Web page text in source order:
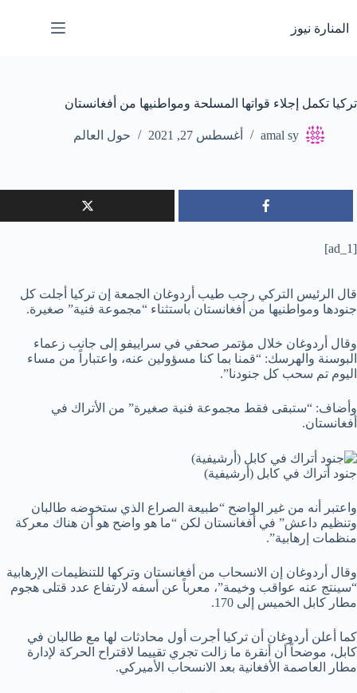
إلى
المحتوى
المنارة نيوز
تركيا تكمل إجلاء قواتها المسلحة ومواطنيها من أفغانستان
amal sy أغسطس 27, 2021 حول العالم
[ad_1]
قال الرئيس التركي رجب طيب أردوغان الجمعة إن تركيا أجلت كل
جنودها ومواطنيها من أفغانستان باستثناء “مجموعة فنية” صغيرة.
وقال أردوغان خلال مؤتمر صحفي في سراييفو إلى جانب زعماء
البوسنة والهرسك: “قمنا بما كنا مسؤولين عنه، واعتباراً من مساء
اليوم تم سحب كل جنودنا”.
وأضاف: “ستبقى فقط مجموعة فنية صغيرة” من الأتراك في
أفغانستان.
جنود أتراك في كابل (أرشيفية)
واعتبر أنه من غير الواضح “طبيعة الصراع الذي ستخوضه طالبان
وتنظيم داعش” في أفغانستان لكن “ما هو واضح هو أن هناك معركة
منظمات إرهابية”.
وقال أردوغان إن الانسحاب من أفغانستان وتركها للتنظيمات الإرهابية
“سينتج عنه عواقب وخيمة”، معرباً عن أسفه لارتفاع عدد قتلى هجوم
مطار كابل الخميس إلى 170.
كما أعلن أردوغان أن تركيا أجرت أول محادثات لها مع طالبان في
كابل، موضحاً أن أنقرة ما زالت تجري تقييما لاقتراح الحركة لإدارة
مطار العاصمة الأفغانية بعد الانسحاب الأميركي.